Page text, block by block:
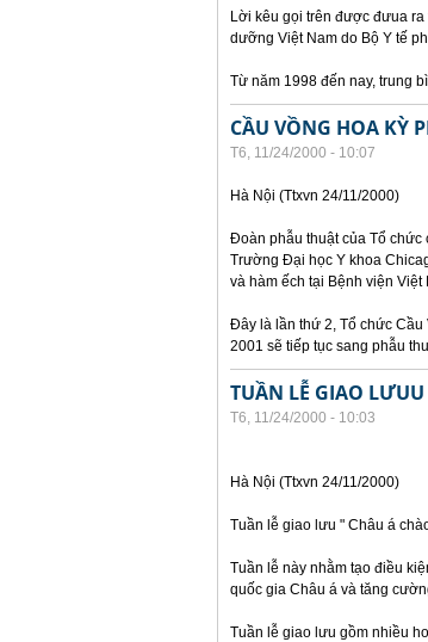
Lời kêu gọi trên được đưua
dưỡng Việt Nam do Bộ Y tế
Từ năm 1998 đến nay, trung
CẦU VỒNG HOA KỲ
T6, 11/24/2000 - 10:07
Hà Nội (Ttxvn 24/11/2000)
Đoàn phẫu thuật của Tổ chức
Trường Đại học Y khoa
và hàm ếch tại Bệnh viện Việt
Đây là lần thứ 2, Tổ chức Cầu
2001 sẽ tiếp tục sang phẫu
TUẦN LỄ GIAO
T6, 11/24/2000 - 10:03
Hà Nội (Ttxvn 24/11/2000)
Tuần lễ giao lưu " Châu á
Tuần lễ này nhằm tạo điều
quốc gia Châu á và tăng
Tuần lễ giao lưu gồm nhiều